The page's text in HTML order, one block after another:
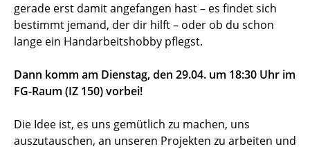
gerade erst damit angefangen hast – es findet sich
bestimmt jemand, der dir hilft – oder ob du schon
lange ein Handarbeitshobby pflegst.
Dann komm am Dienstag, den 29.04. um 18:30 Uhr im
FG-Raum (IZ 150) vorbei!
Die Idee ist, es uns gemütlich zu machen, uns
auszutauschen, an unseren Projekten zu arbeiten und